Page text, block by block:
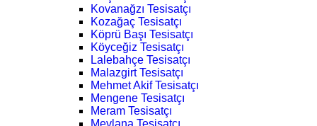
Kovanağzı Tesisatçı
Kozağaç Tesisatçı
Köprü Başı Tesisatçı
Köyceğiz Tesisatçı
Lalebahçe Tesisatçı
Malazgirt Tesisatçı
Mehmet Akif Tesisatçı
Mengene Tesisatçı
Meram Tesisatçı